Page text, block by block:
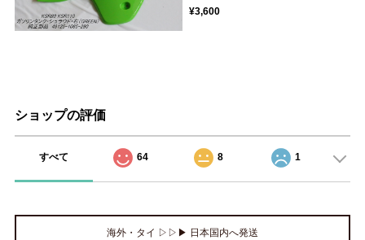
¥3,600
ショップの評価
すべて 64 8 1
海外・タイ ▷▷▶ 日本国内へ発送